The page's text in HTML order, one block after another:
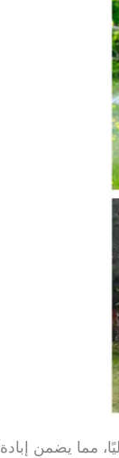
مما يضمن إبادة